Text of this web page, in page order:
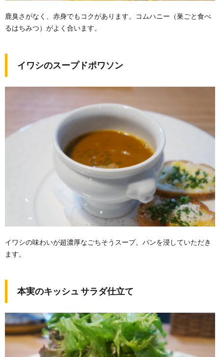
鹿臭さがなく、赤身でもコクがあります。コムハニー（巣ごと食べ
るはちみつ）がよく合います。
イワシのスープドポワソン
イワシの味わいが超濃厚なごちそうスープ。パンを浸していただき
ます。
本実のキッシュ サラダ仕立て